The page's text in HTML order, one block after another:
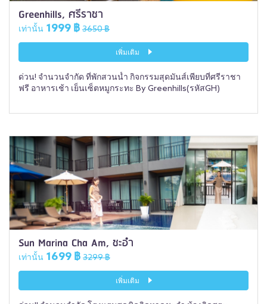
Greenhills, ศรีราชา
เท่านั้น 1999 ฿ 3650 ฿
เพิ่มเติม
ด่วน! จำนวนจำกัด ที่พักสวนน้ำ กิจกรรมสุดมันส์เพียบที่ศรีราชา
ฟรี อาหารเช้า เย็นเซ็ตหมูกระทะ By Greenhills(รหัสGH)
Sun Marina Cha Am, ชะอำ
เท่านั้น 1699 ฿ 3299 ฿
เพิ่มเติม